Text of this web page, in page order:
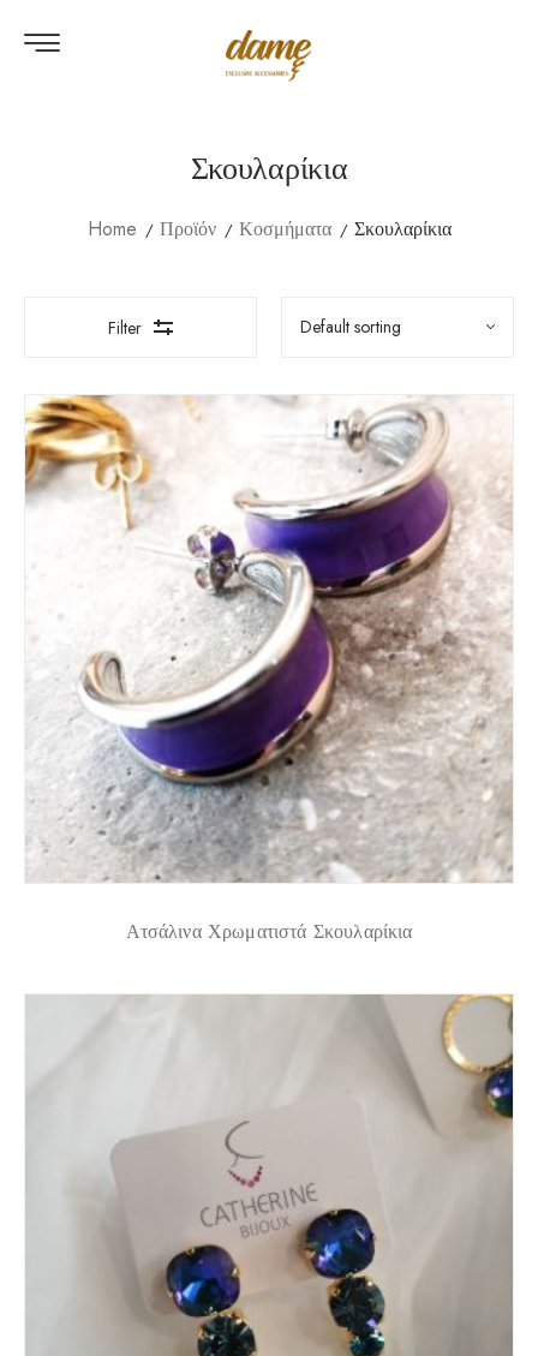
Σκουλαρίκια
Home Προϊόν Κοσμήματα Σκουλαρίκια
Filter
Ατσάλινα Χρωματιστά Σκουλαρίκια